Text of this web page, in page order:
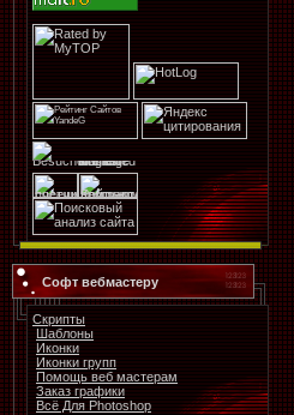
Софт вебмастеру
Скрипты
Шаблоны
Иконки
Иконки групп
Помощь веб мастерам
Заказ графики
Всё Для Photoshop